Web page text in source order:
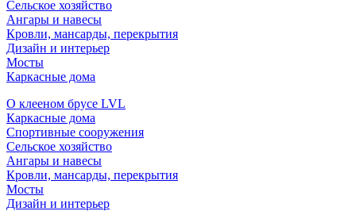
Сельское хозяйство
Ангары и навесы
Кровли, мансарды, перекрытия
Дизайн и интерьер
Мосты
Каркасные дома
О клееном брусе LVL
Каркасные дома
Спортивные сооружения
Сельское хозяйство
Ангары и навесы
Кровли, мансарды, перекрытия
Мосты
Дизайн и интерьер